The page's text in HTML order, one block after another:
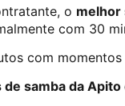
o melhor
com 30
com
de samba da